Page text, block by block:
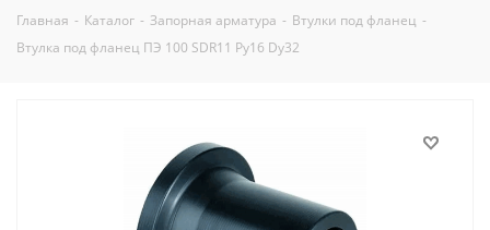
Главная - Каталог - Запорная арматура - Втулки под фланец -
Втулка под фланец ПЭ 100 SDR11 Py16 Dy32